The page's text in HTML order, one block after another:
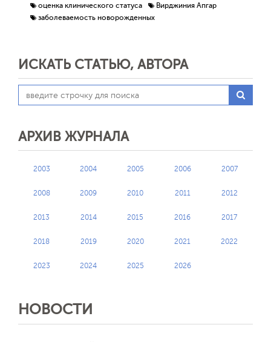
оценка клинического статуса
Вирджиния Апгар
заболеваемость новорожденных
ИСКАТЬ СТАТЬЮ, АВТОРА
АРХИВ ЖУРНАЛА
2003 2004 2005 2006 2007
2008 2009 2010 2011 2012
2013 2014 2015 2016 2017
2018 2019 2020 2021 2022
2023 2024 2025 2026
НОВОСТИ